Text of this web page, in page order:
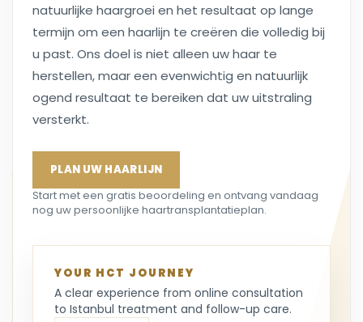
natuurlijke haargroei en het resultaat op lange
termijn om een haarlijn te creëren die volledig bij
u past. Ons doel is niet alleen uw haar te
herstellen, maar een evenwichtig en natuurlijk
ogend resultaat te bereiken dat uw uitstraling
versterkt.
PLAN UW HAARLIJN
Start met een gratis beoordeling en ontvang vandaag
nog uw persoonlijke haartransplantatieplan.
YOUR HCT JOURNEY
A clear experience from online consultation
to Istanbul treatment and follow-up care.